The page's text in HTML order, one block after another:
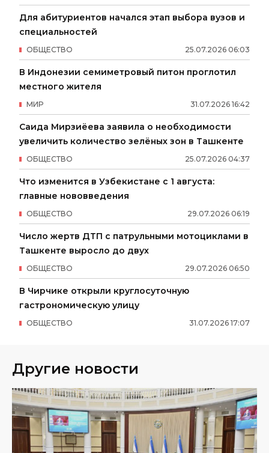
Для абитуриентов начался этап выбора вузов и
специальностей
25.07.2026 06:03
ОБЩЕСТВО
В Индонезии семиметровый питон проглотил
местного жителя
31.07.2026 16:42
МИР
Саида Мирзиёева заявила о необходимости
увеличить количество зелёных зон в Ташкенте
25.07.2026 04:37
ОБЩЕСТВО
Что изменится в Узбекистане с 1 августа:
главные нововведения
29.07.2026 06:19
ОБЩЕСТВО
Число жертв ДТП с патрульными мотоциклами в
Ташкенте выросло до двух
29.07.2026 06:50
ОБЩЕСТВО
В Чирчике открыли круглосуточную
гастрономическую улицу
31.07.2026 17:07
ОБЩЕСТВО
Другие новости